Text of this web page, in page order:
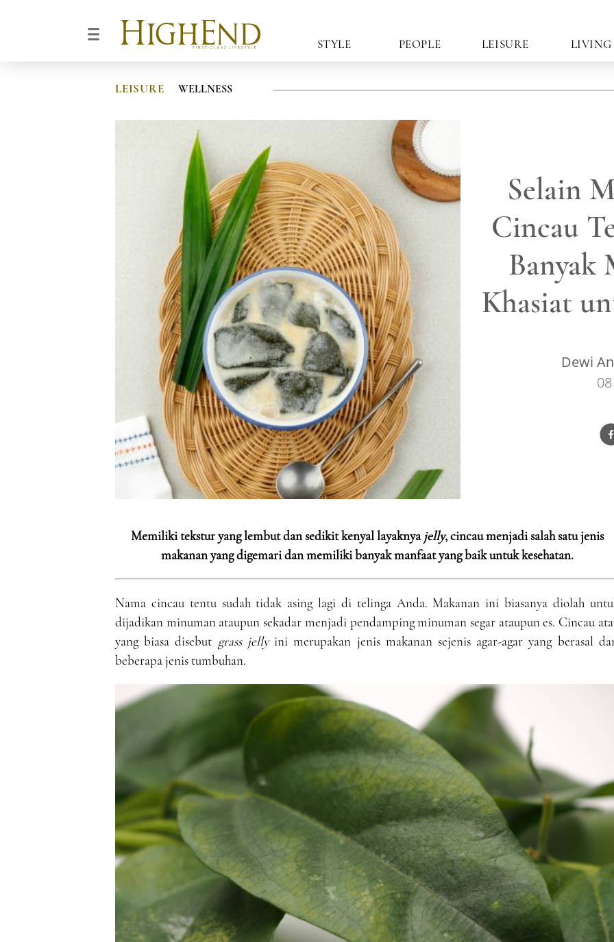
STYLE PEOPLE LEISURE LIVING
LEISURE WELLNESS
Selain
Cincau
Banyak
Khasiat
Dewi
Memiliki tekstur yang lembut dan sedikit kenyal layaknyajelly, cincau menjadi salah satu jenis
makanan yang digemari dan memiliki banyak manfaat yang baik untuk kesehatan.
Nama cincau tentu sudah tidak asing lagi di telinga Anda. Makanan ini biasanya diolah
dijadikan minuman ataupun sekadar menjadi pendamping minuman segar ataupun es. Cincau
yang biasa disebut grass jellyini merupakan jenis makanan sejenis agar-agar yang berasal
beberapa jenis tumbuhan.